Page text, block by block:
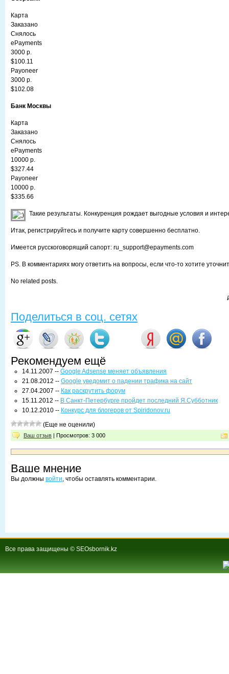
Карта
Заказано
Снялось
ePayments
3000 р.
$100.11
Payoneer
3000 р.
$102.08
Банк Москвы
Карта
Заказано
Снялось
ePayments
10000 р.
$327.44
Payoneer
10000 р.
$335.66
Такие результаты. Конкуренция рождает выгодные условия и
Итак, регистрируйтесь и получите карту совершенно бесплатно.
Имеется русскоговорящий сапорт: ru_support@epayments.com
PS. В комментариях могу ответить на вопросы, если что-то хотите
No related posts.
Поделиться в соц. сетях
Рекомендуем ещё
14.11.2007 -- Google Adsense меняет объявления
21.08.2012 -- Google уведомит о падении трафика на сайт
27.04.2007 -- Как раскрутить форум
15.11.2012 -- В Санкт-Петербурге пройдет последний Я.Субботник
10.12.2010 -- Конкурс для блогеров от Spiridonov.ru
(Еще не оценили)
Ваш отзыв | Просмотров: 3 000
Ваше мнение
Вы должны войти, чтобы оставлять комментарии.
Все права защищены © SEOsbornik.kz